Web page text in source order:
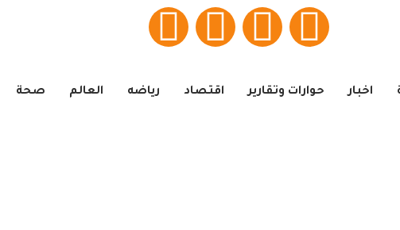
اخبار حوارات وتقارير اقتصاد رياضه العالم صحة